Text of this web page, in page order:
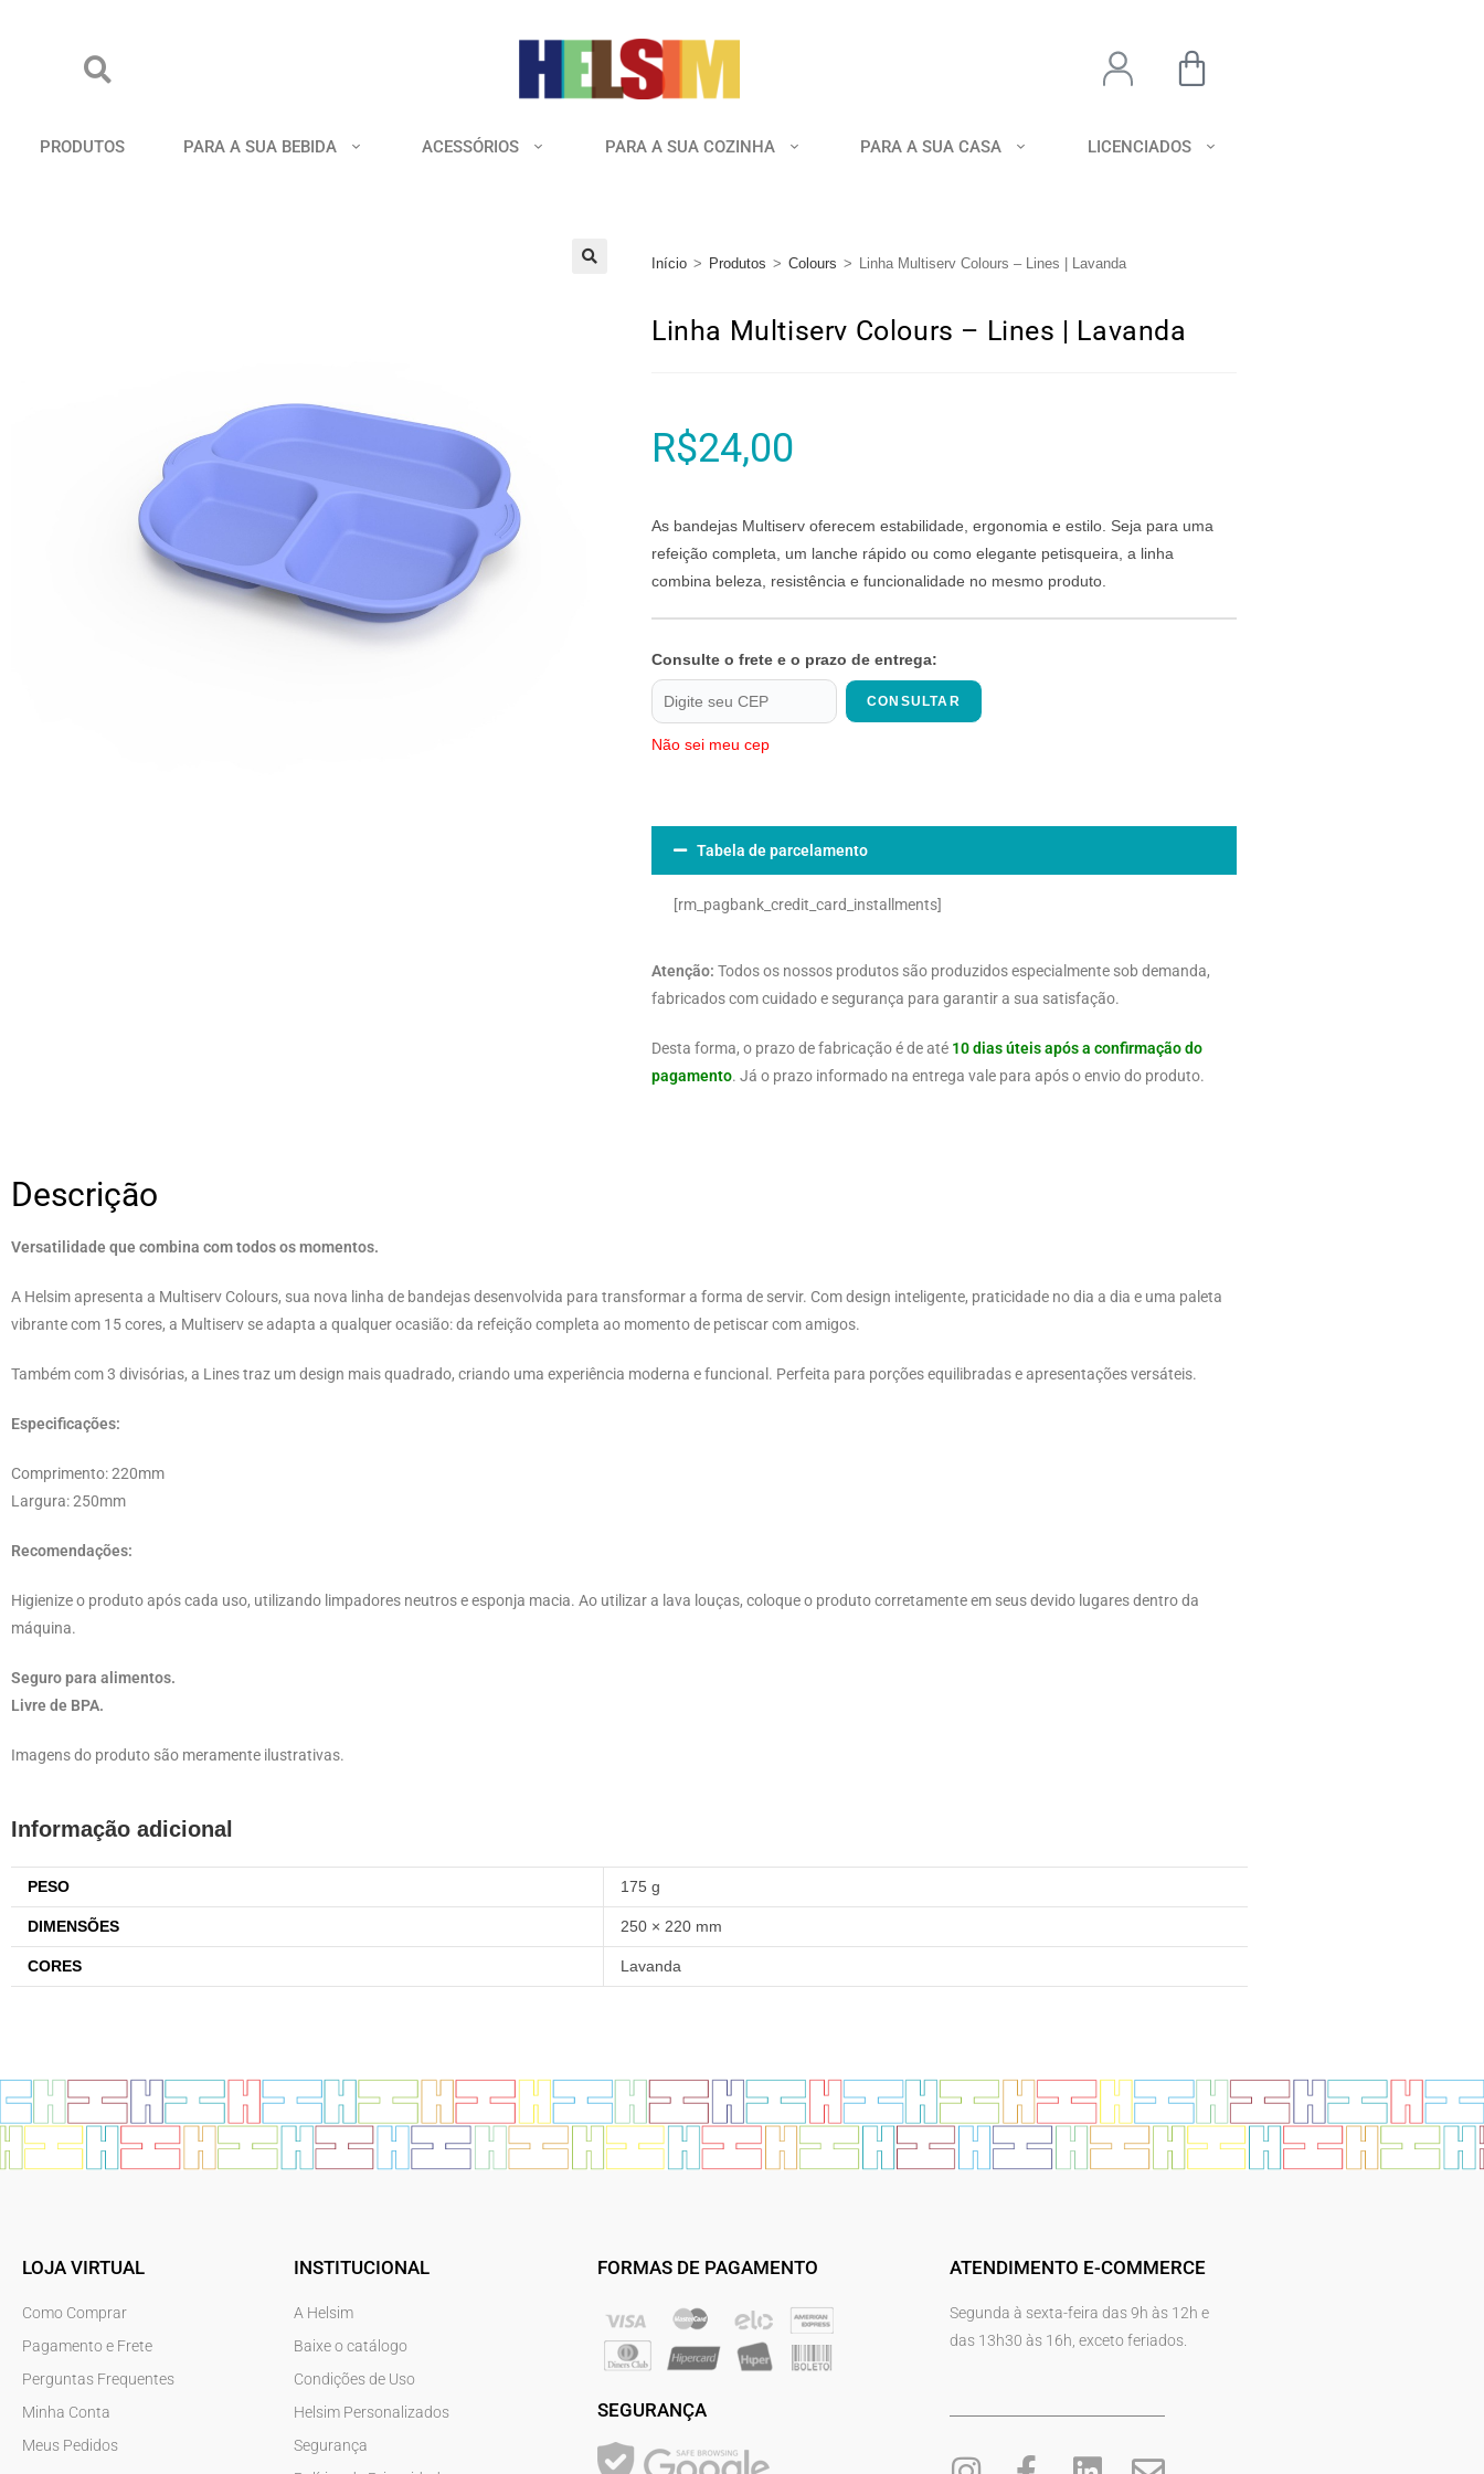
PRODUTOS PARA A SUA BEBIDA ACESSÓRIOS PARA A SUA COZINHA PARA A SUA CASA LICENCIADOS
Início > Produtos > Colours > Linha Multiserv Colours – Lines | Lavanda
Linha Multiserv Colours – Lines | Lavanda
R$24,00
As bandejas Multiserv oferecem estabilidade, ergonomia e estilo. Seja para uma
refeição completa, um lanche rápido ou como elegante petisqueira, a linha
combina beleza, resistência e funcionalidade no mesmo produto.
Consulte o frete e o prazo de entrega:
CONSULTAR
Não sei meu cep
Tabela de parcelamento
[rm_pagbank_credit_card_installments]
Atenção: Todos os nossos produtos são produzidos especialmente sob demanda,
fabricados com cuidado e segurança para garantir a sua satisfação.
Desta forma, o prazo de fabricação é de até 10 dias úteis após a confirmação do
pagamento. Já o prazo informado na entrega vale para após o envio do produto.
Descrição
Versatilidade que combina com todos os momentos.
A Helsim apresenta a Multiserv Colours, sua nova linha de bandejas desenvolvida para transformar a forma de servir. Com design inteligente, praticidade no dia a dia e uma paleta
vibrante com 15 cores, a Multiserv se adapta a qualquer ocasião: da refeição completa ao momento de petiscar com amigos.
Também com 3 divisórias, a Lines traz um design mais quadrado, criando uma experiência moderna e funcional. Perfeita para porções equilibradas e apresentações versáteis.
Especificações:
Comprimento: 220mm
Largura: 250mm
Recomendações:
Higienize o produto após cada uso, utilizando limpadores neutros e esponja macia. Ao utilizar a lava louças, coloque o produto corretamente em seus devido lugares dentro da
máquina.
Seguro para alimentos.
Livre de BPA.
Imagens do produto são meramente ilustrativas.
Informação adicional
PESO 175 g
DIMENSÕES 250 × 220 mm
CORES Lavanda
LOJA VIRTUAL
Como Comprar
Pagamento e Frete
Perguntas Frequentes
Minha Conta
Meus Pedidos
INSTITUCIONAL
A Helsim
Baixe o catálogo
Condições de Uso
Helsim Personalizados
Segurança
FORMAS DE PAGAMENTO
SEGURANÇA
ATENDIMENTO E-COMMERCE
Segunda à sexta-feira das 9h às 12h e
das 13h30 às 16h, exceto feriados.